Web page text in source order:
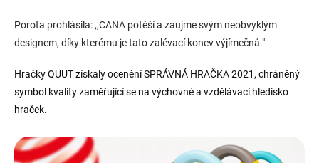
Porota prohlásila: ,,CANA potěší a zaujme svým neobvyklým
designem, díky kterému je tato zalévací konev výjímečná."
Hračky QUUT získaly ocenění SPRÁVNÁ HRAČKA 2021, chráněný
symbol kvality zaměřující se na výchovné a vzdělávací hledisko
hraček.